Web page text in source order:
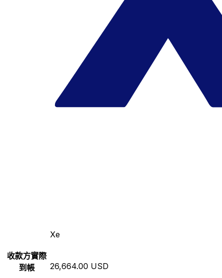
Xe
收款方實際
到帳
26,664.00 USD